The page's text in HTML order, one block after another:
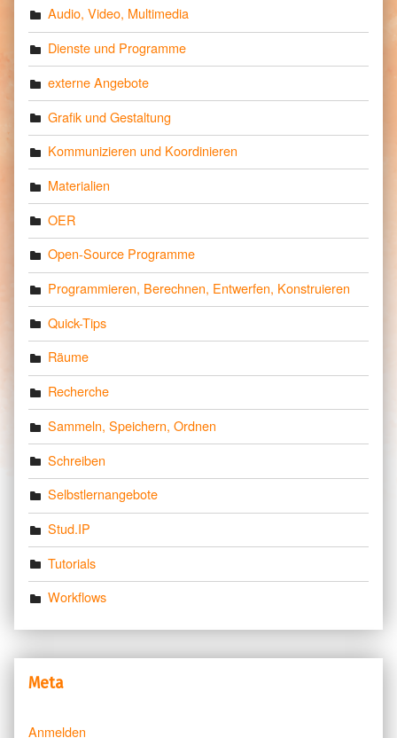
Audio, Video, Multimedia
Dienste und Programme
externe Angebote
Grafik und Gestaltung
Kommunizieren und Koordinieren
Materialien
OER
Open-Source Programme
Programmieren, Berechnen, Entwerfen, Konstruieren
Quick-Tips
Räume
Recherche
Sammeln, Speichern, Ordnen
Schreiben
Selbstlernangebote
Stud.IP
Tutorials
Workflows
Meta
Anmelden